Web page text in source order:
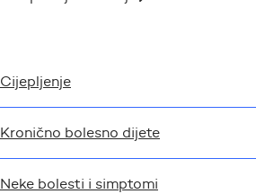
Cijepljenje
Kronično bolesno dijete
Neke bolesti i simptomi